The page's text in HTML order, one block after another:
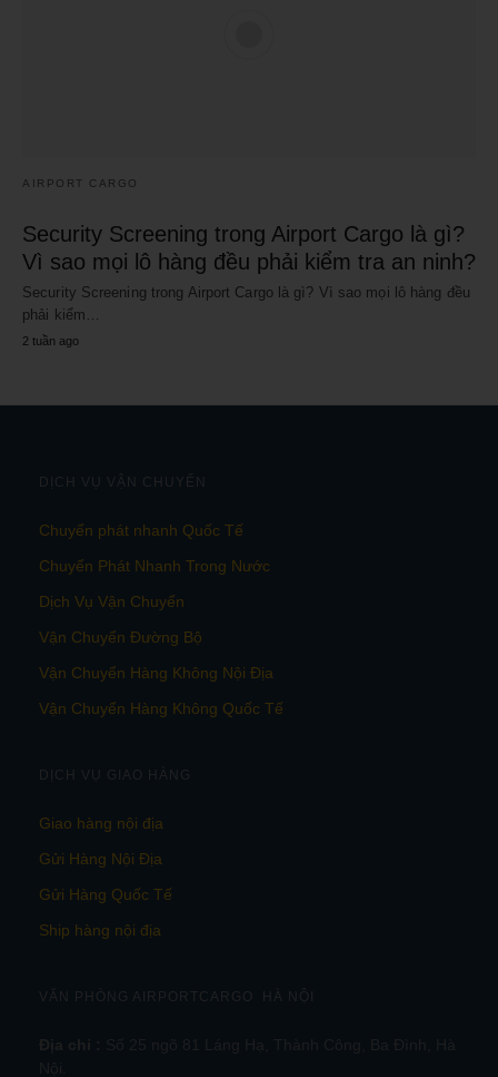
AIRPORT CARGO
Security Screening trong Airport Cargo là gì?
Vì sao mọi lô hàng đều phải kiểm tra an ninh?
Security Screening trong Airport Cargo là gì? Vì sao mọi lô hàng đều
phải kiểm…
2 tuần ago
DỊCH VỤ VẬN CHUYỂN
Chuyển phát nhanh Quốc Tế
Chuyển Phát Nhanh Trong Nước
Dịch Vụ Vận Chuyển
Vận Chuyển Đường Bộ
Vận Chuyển Hàng Không Nội Địa
Vận Chuyển Hàng Không Quốc Tế
DỊCH VỤ GIAO HÀNG
Giao hàng nội địa
Gửi Hàng Nội Địa
Gửi Hàng Quốc Tế
Ship hàng nội địa
VĂN PHÒNG AIRPORTCARGO HÀ NỘI